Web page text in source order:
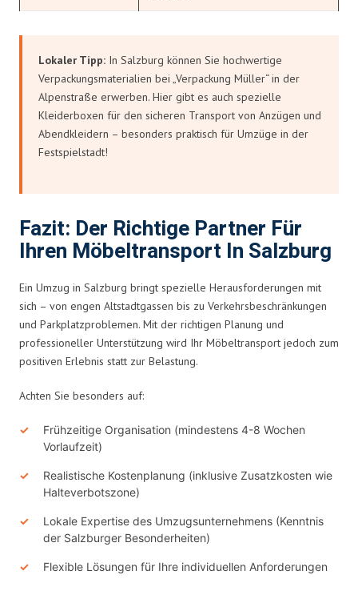
Lokaler Tipp: In Salzburg können Sie hochwertige
Verpackungsmaterialien bei „Verpackung Müller“ in der
Alpenstraße erwerben. Hier gibt es auch spezielle
Kleiderboxen für den sicheren Transport von Anzügen und
Abendkleidern – besonders praktisch für Umzüge in der
Festspielstadt!
Fazit: Der Richtige Partner Für
Ihren Möbeltransport In Salzburg
Ein Umzug in Salzburg bringt spezielle Herausforderungen mit
sich – von engen Altstadtgassen bis zu Verkehrsbeschränkungen
und Parkplatzproblemen. Mit der richtigen Planung und
professioneller Unterstützung wird Ihr Möbeltransport jedoch zum
positiven Erlebnis statt zur Belastung.
Achten Sie besonders auf:
Frühzeitige Organisation (mindestens 4-8 Wochen
Vorlaufzeit)
Realistische Kostenplanung (inklusive Zusatzkosten wie
Halteverbotszone)
Lokale Expertise des Umzugsunternehmens (Kenntnis
der Salzburger Besonderheiten)
Flexible Lösungen für Ihre individuellen Anforderungen